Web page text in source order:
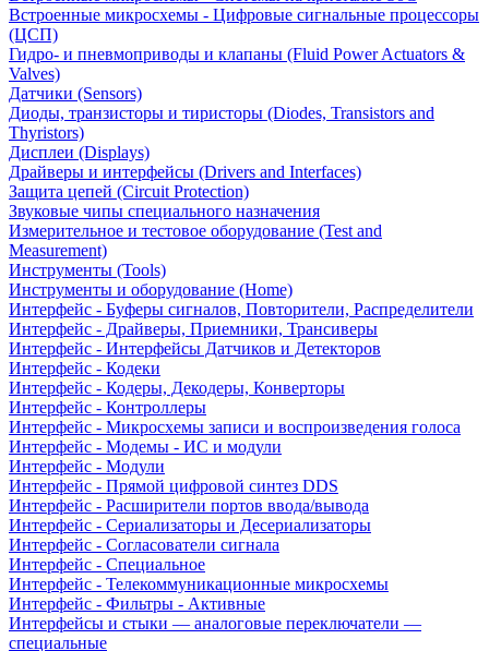
Встроенные микросхемы - Цифровые сигнальные процессоры
(ЦСП)
Гидро- и пневмоприводы и клапаны (Fluid Power Actuators &
Valves)
Датчики (Sensors)
Диоды, транзисторы и тиристоры (Diodes, Transistors and
Thyristors)
Дисплеи (Displays)
Драйверы и интерфейсы (Drivers and Interfaces)
Защита цепей (Circuit Protection)
Звуковые чипы специального назначения
Измерительное и тестовое оборудование (Test and
Measurement)
Инструменты (Tools)
Инструменты и оборудование (Home)
Интерфейс - Буферы сигналов, Повторители, Распределители
Интерфейс - Драйверы, Приемники, Трансиверы
Интерфейс - Интерфейсы Датчиков и Детекторов
Интерфейс - Кодеки
Интерфейс - Кодеры, Декодеры, Конверторы
Интерфейс - Контроллеры
Интерфейс - Микросхемы записи и воспроизведения голоса
Интерфейс - Модемы - ИС и модули
Интерфейс - Модули
Интерфейс - Прямой цифровой синтез DDS
Интерфейс - Расширители портов ввода/вывода
Интерфейс - Сериализаторы и Десериализаторы
Интерфейс - Согласователи сигнала
Интерфейс - Специальное
Интерфейс - Телекоммуникационные микросхемы
Интерфейс - Фильтры - Активные
Интерфейсы и стыки — аналоговые переключатели —
специальные